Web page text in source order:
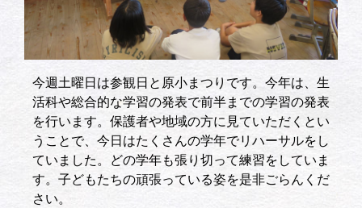
今週土曜日は参観日と原小まつりです。今年は、生
活科や総合的な学習の発表で前半までの学習の発表
を行います。保護者や地域の方に見ていただくとい
うことで、今日はたくさんの学年でリハーサルをし
ていました。どの学年も張り切って練習をしていま
す。子どもたちの頑張っている姿を是非ごらんくだ
さい。